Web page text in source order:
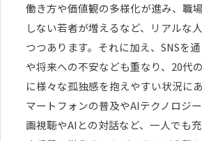
働き方や価値観の多様化が進み、職
しない若者が増えるなど、リアルな
つつあります。それに加え、SNSを
や将来への不安なども重なり、20代
に様々な孤独感を抱えやすい状況に
マートフォンの普及やAIテクノロジ
画視聴やAIとの対話など、一人でも